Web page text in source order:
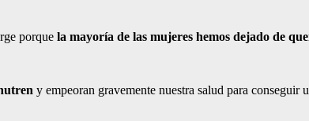
porque la mayoría de las mujeres hemos dejado de
y empeoran gravemente nuestra salud para conseguir